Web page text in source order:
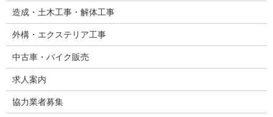
造成・土木工事・解体工事
外構・エクステリア工事
中古車・バイク販売
求人案内
協力業者募集